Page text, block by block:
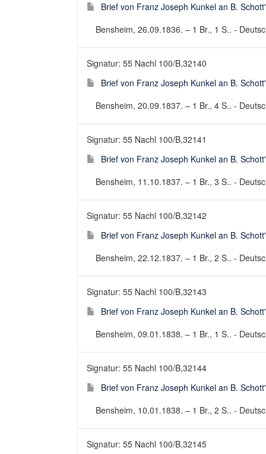
Brief von Franz Joseph Kunkel an B.
Bensheim, 26.09.1836. – 1 Br., 1 S.. -
Signatur: 55 Nachl 100/B,32140
Brief von Franz Joseph Kunkel an B.
Bensheim, 20.09.1837. – 1 Br., 4 S.. -
Signatur: 55 Nachl 100/B,32141
Brief von Franz Joseph Kunkel an B.
Bensheim, 11.10.1837. – 1 Br., 3 S.. -
Signatur: 55 Nachl 100/B,32142
Brief von Franz Joseph Kunkel an B.
Bensheim, 22.12.1837. – 1 Br., 2 S.. -
Signatur: 55 Nachl 100/B,32143
Brief von Franz Joseph Kunkel an B.
Bensheim, 09.01.1838. – 1 Br., 1 S.. -
Signatur: 55 Nachl 100/B,32144
Brief von Franz Joseph Kunkel an B.
Bensheim, 10.01.1838. – 1 Br., 2 S.. -
Signatur: 55 Nachl 100/B,32145